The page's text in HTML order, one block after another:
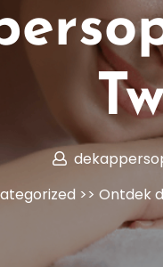
>> Ontdek